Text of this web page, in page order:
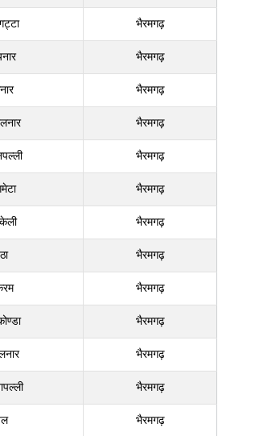
भैरमगढ़
भैरमगढ़
भैरमगढ़
भैरमगढ़
भैरमगढ़
भैरमगढ़
भैरमगढ़
भैरमगढ़
भैरमगढ़
भैरमगढ़
भैरमगढ़
भैरमगढ़
भैरमगढ़